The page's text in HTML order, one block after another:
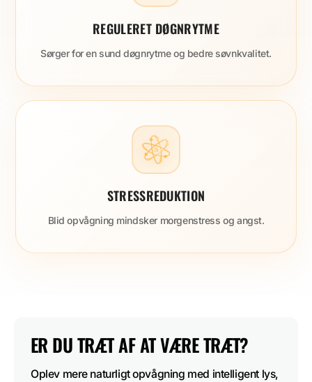
REGULERET DØGNRYTME
Sørger for en sund døgnrytme og bedre søvnkvalitet.
STRESSREDUKTION
Blid opvågning mindsker morgenstress og angst.
ER DU TRÆT AF AT VÆRE TRÆT?
Oplev mere naturligt opvågning med intelligent lys,